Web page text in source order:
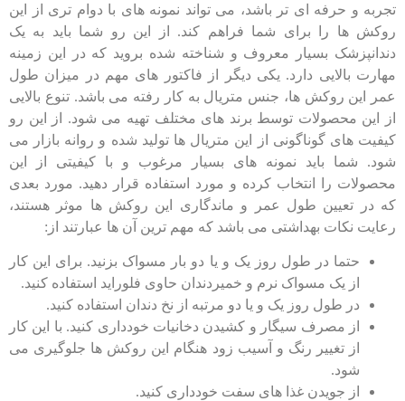
تجربه و حرفه ای تر باشد، می تواند نمونه های با دوام تری از این
روکش ها را برای شما فراهم کند. از این رو شما باید به یک
دندانپزشک بسیار معروف و شناخته شده بروید که در این زمینه
مهارت بالایی دارد. یکی دیگر از فاکتور های مهم در میزان طول
عمر این روکش ها، جنس متریال به کار رفته می باشد. تنوع بالایی
از این محصولات توسط برند های مختلف تهیه می شود. از این رو
کیفیت های گوناگونی از این متریال ها تولید شده و روانه بازار می
شود. شما باید نمونه های بسیار مرغوب و با کیفیتی از این
محصولات را انتخاب کرده و مورد استفاده قرار دهید. مورد بعدی
که در تعیین طول عمر و ماندگاری این روکش ها موثر هستند،
رعایت نکات بهداشتی می باشد که مهم ترین آن ها عبارتند از:
حتما در طول روز یک و یا دو بار مسواک بزنید. برای این کار
از یک مسواک نرم و خمیردندان حاوی فلوراید استفاده کنید.
در طول روز یک و یا دو مرتبه از نخ دندان استفاده کنید.
از مصرف سیگار و کشیدن دخانیات خودداری کنید. با این کار
از تغییر رنگ و آسیب زود هنگام این روکش ها جلوگیری می
شود.
از جویدن غذا های سفت خودداری کنید.